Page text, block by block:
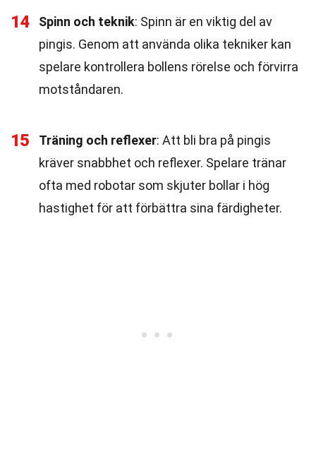
14 Spinn och teknik: Spinn är en viktig del av
pingis. Genom att använda olika tekniker kan
spelare kontrollera bollens rörelse och förvirra
motståndaren.
15 Träning och reflexer: Att bli bra på pingis
kräver snabbhet och reflexer. Spelare tränar
ofta med robotar som skjuter bollar i hög
hastighet för att förbättra sina färdigheter.